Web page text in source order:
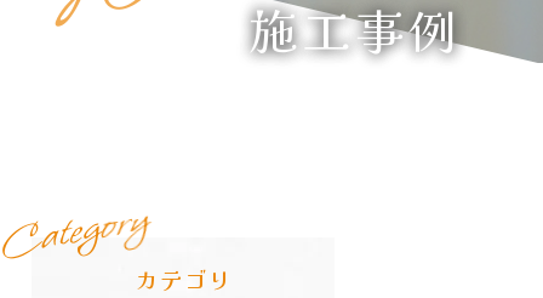
施工事例
ategory
カテゴリ